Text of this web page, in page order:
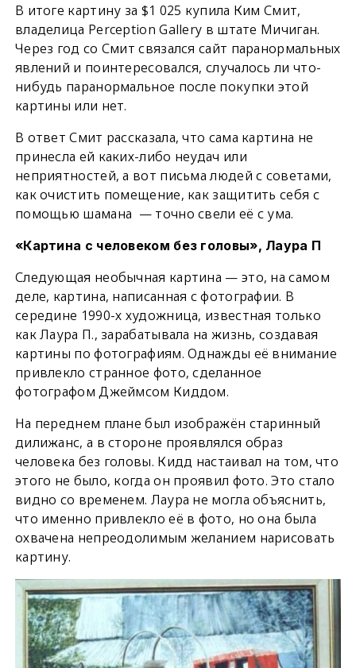
В итоге картину за $1 025 купила Ким Смит,
владелица Perception Gallery в штате Мичиган.
Через год со Смит связался сайт паранормальных
явлений и поинтересовался, случалось ли что-
нибудь паранормальное после покупки этой
картины или нет.
В ответ Смит рассказала, что сама картина не
принесла ей каких-либо неудач или
неприятностей, а вот письма людей с советами,
как очистить помещение, как защитить себя с
помощью шамана — точно свели её с ума.
«Картина с человеком без головы», Лаура П
Следующая необычная картина — это, на самом
деле, картина, написанная с фотографии. В
середине 1990-х художница, известная только
как Лаура П., зарабатывала на жизнь, создавая
картины по фотографиям. Однажды её внимание
привлекло странное фото, сделанное
фотографом Джеймсом Киддом.
На переднем плане был изображён старинный
дилижанс, а в стороне проявлялся образ
человека без головы. Кидд настаивал на том, что
этого не было, когда он проявил фото. Это стало
видно со временем. Лаура не могла объяснить,
что именно привлекло её в фото, но она была
охвачена непреодолимым желанием нарисовать
картину.